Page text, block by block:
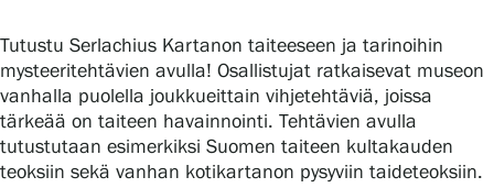
Tutustu Serlachius Kartanon taiteeseen ja tarinoihin
mysteeritehtävien avulla! Osallistujat ratkaisevat museon
vanhalla puolella joukkueittain vihjetehtäviä, joissa
tärkeää on taiteen havainnointi. Tehtävien avulla
tutustutaan esimerkiksi Suomen taiteen kultakauden
teoksiin sekä vanhan kotikartanon pysyviin taideteoksiin.